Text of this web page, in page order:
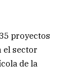
proyectos
el sector
de la